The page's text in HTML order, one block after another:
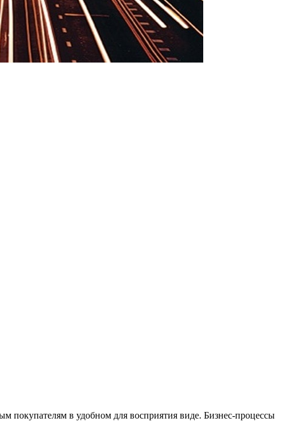
покупателям в удобном для восприятия виде. Бизнес-процессы